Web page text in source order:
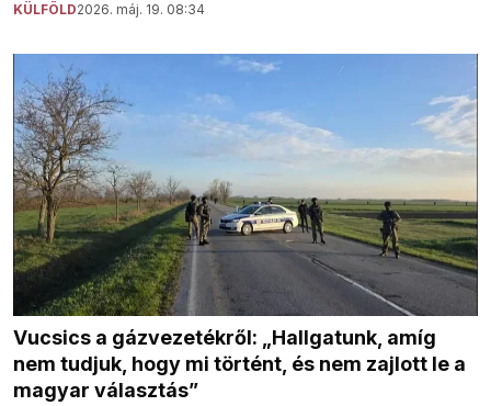
KÜLFÖLD2026. máj. 19. 08:34
Vucsics a gázvezetékről: „Hallgatunk, amíg
nem tudjuk, hogy mi történt, és nem zajlott le a
magyar választás”